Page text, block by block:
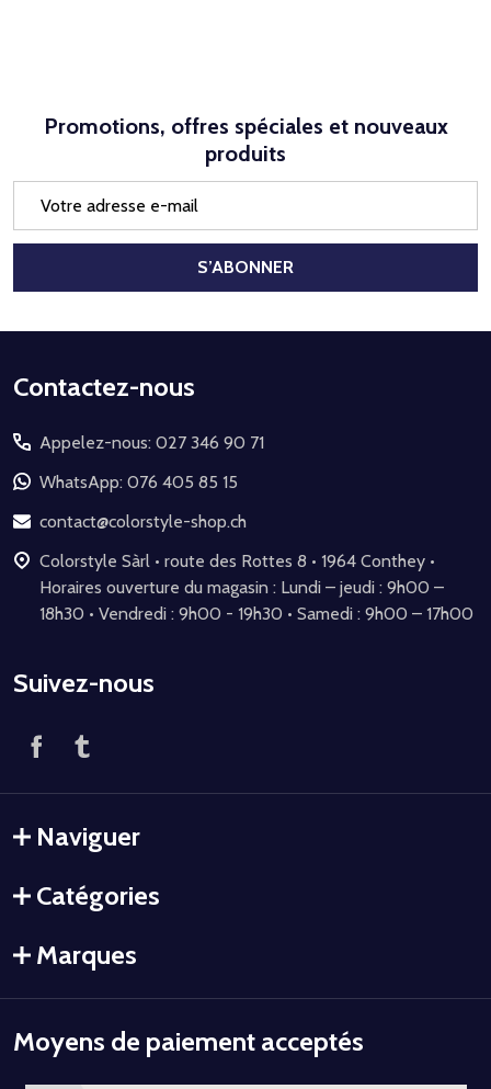
Promotions, offres spéciales et nouveaux
produits
mail
S’ABONNER
Début
pied
de
page
Contactez-nous
Appelez-nous: 027 346 90 71
WhatsApp: 076 405 85 15
contact@colorstyle-shop.ch
Colorstyle Sàrl • route des Rottes 8 • 1964 Conthey •
Horaires ouverture du magasin : Lundi – jeudi : 9h00 –
18h30 • Vendredi : 9h00 - 19h30 • Samedi : 9h00 – 17h00
Suivez-nous
Naviguer
Catégories
Marques
Moyens de paiement acceptés